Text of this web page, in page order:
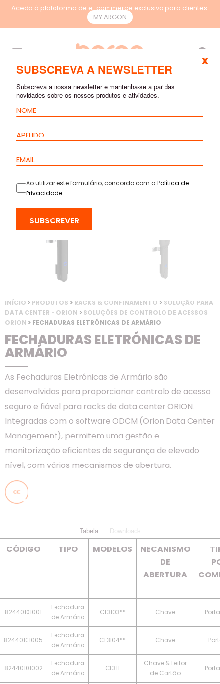
Aceda à plataforma de e-commerce exclusiva para clientes.
MY.ARGON
INÍCIO > PRODUTOS > RACKS & CONFINAMENTO > SOLUÇÃO PARA
DATA CENTER - ORION > SOLUÇÕES DE CONTROLO DE ACESSOS
ORION > FECHADURAS ELETRÓNICAS DE ARMÁRIO
FECHADURAS ELETRÓNICAS DE
ARMÁRIO
As Fechaduras Eletrónicas de Armário são
desenvolvidas para proporcionar controlo de acesso
seguro e fiável para racks de data center ORION.
Integradas com o software ODCM (Orion Data Center
Management), permitem uma gestão e
monitorização eficientes de segurança de elevado
nível, com vários mecanismos de abertura.
Tabela Downloads
CÓDIGO TIPO MODELOS
NECANISMO
DE
ABERTURA
82440101001
Fechadura
de Armário
CL3103** Chave
82440101005
Fechadura
de Armário
CL3104** Chave
82440101002
Fechadura
de Armário
CL311
Chave & Leitor
de Cartão
SUBSCREVA A NEWSLETTER
Subscreva a nossa newsletter e mantenha-se a par das
novidades sobre os nossos produtos e atividades.
Ao utilizar este formulário, concordo com a Política de
Privacidade.
SUBSCREVER
x